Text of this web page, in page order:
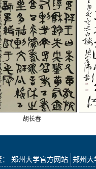
胡长春
郑州大学官方网站 郑州大